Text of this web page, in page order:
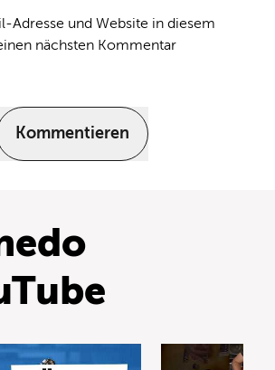
Adresse und Website in diesem
nächsten Kommentar
Kommentieren